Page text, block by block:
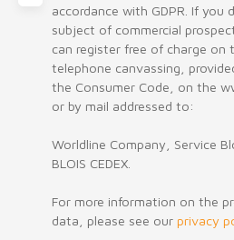
accordance with GDPR. If
subject of commercial
can register free of charge
telephone canvassing,
the Consumer Code, on the
or by mail addressed to:
Worldline Company, Service
BLOIS CEDEX.
For more information on the
data, please see our privacy